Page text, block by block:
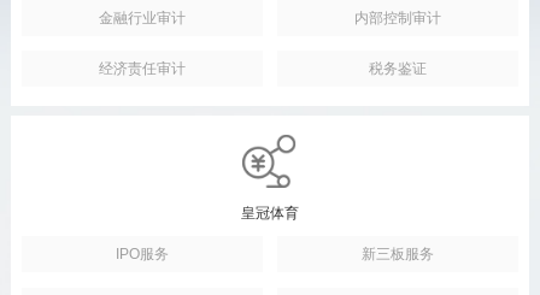
金融行业审计 内部控制审计
经济责任审计 税务鉴证
皇冠体育
IPO服务 新三板服务